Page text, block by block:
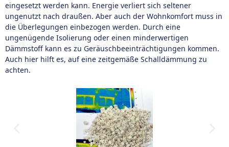
eingesetzt werden kann. Energie verliert sich seltener
ungenutzt nach draußen. Aber auch der Wohnkomfort muss in
die Überlegungen einbezogen werden. Durch eine
ungenügende Isolierung oder einen minderwertigen
Dämmstoff kann es zu Geräuschbeeinträchtigungen kommen.
Auch hier hilft es, auf eine zeitgemäße Schalldämmung zu
achten.